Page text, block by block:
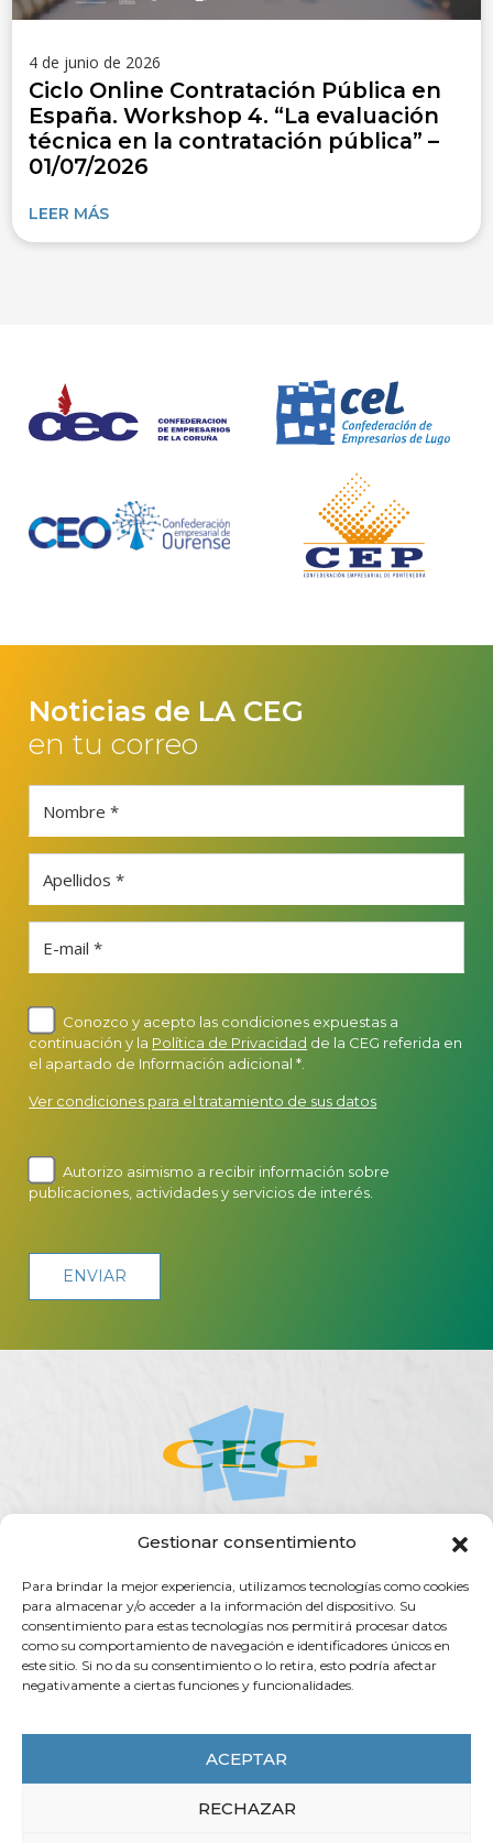
Gestionar consentimiento
Para brindar la mejor experiencia, utilizamos tecnologías como cookies
para almacenar y/o acceder a la información del dispositivo. Su
consentimiento para estas tecnologías nos permitirá procesar datos
como su comportamiento de navegación e identificadores únicos en
este sitio. Si no da su consentimiento o lo retira, esto podría afectar
negativamente a ciertas funciones y funcionalidades.
ACEPTAR
RECHAZAR
4 de junio de 2026
Ciclo Online Contratación Pública en
España. Workshop 4. “La evaluación
técnica en la contratación pública” –
01/07/2026
LEER MÁS
Noticias de LA CEG
en tu correo
Nombre *
Apellidos *
E-mail *
Conozco y acepto las condiciones expuestas a
continuación y la Política de Privacidad de la CEG referida en
el apartado de Información adicional *.
Ver condiciones para el tratamiento de sus datos
Autorizo asimismo a recibir información sobre
publicaciones, actividades y servicios de interés.
SERVICIOS
TRANSPARENCIA CONTACTO
Rúa do Vilar, 54 - 15705
Santiago de Compostela (España)
info@ceg.es
T. (+34) 981 555 888 F. (+34) 981 555 882